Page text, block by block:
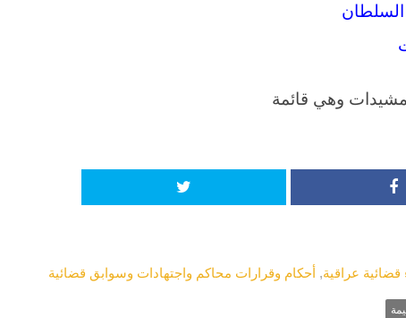
السلطان
وهي قائمة
عراقية, أحكام وقرارات محاكم واجتهادات وسوابق قضائية